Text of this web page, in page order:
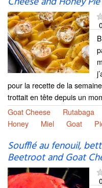
pour la recette de la
trottait en tête depuis un
Goat Cheese
Rutabaga
Honey
Miel Goat
Soufflé au fenouil,
Beetroot and Goat